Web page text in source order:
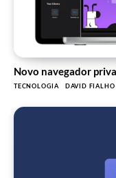
Novo navegador
TECNOLOGIA DAVID FIALHO